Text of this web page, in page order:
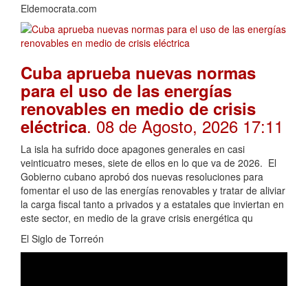
Eldemocrata.com
Cuba aprueba nuevas normas
para el uso de las energías
renovables en medio de crisis
eléctrica. 08 de Agosto, 2026 17:11
La isla ha sufrido doce apagones generales en casi
veinticuatro meses, siete de ellos en lo que va de 2026. El
Gobierno cubano aprobó dos nuevas resoluciones para
fomentar el uso de las energías renovables y tratar de aliviar
la carga fiscal tanto a privados y a estatales que inviertan en
este sector, en medio de la grave crisis energética qu
El Siglo de Torreón